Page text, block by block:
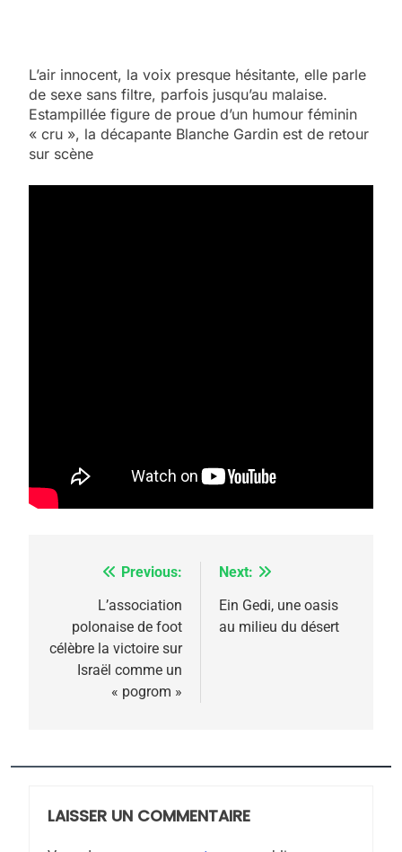
L’air innocent, la voix presque hésitante, elle parle
de sexe sans filtre, parfois jusqu’au malaise.
Estampillée figure de proue d’un humour féminin
« cru », la décapante Blanche Gardin est de retour
sur scène
Navigation
l’article
Previous:
L’association
polonaise de foot
célèbre la victoire sur
Israël comme un
« pogrom »
Next:
Ein Gedi, une oasis
au milieu du désert
LAISSER UN COMMENTAIRE
2025, l’année la plus
meurtrière selon le
l’antisémitisme
FIÈRE, DIGNE ET RÉSILIENTE :
POURQUOI JE REVENDIQUE
MA JUDAÏTE par Thérèse
Zrihen-Dvir
ISRAÉL
JUDAISME
8